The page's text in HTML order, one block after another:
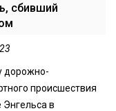
сбивший
дорожно-
происшествия
Энгельса в